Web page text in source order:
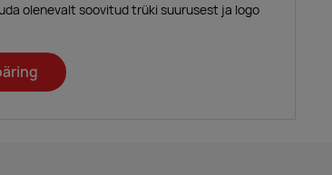
olenevalt soovitud trüki suurusest ja logo